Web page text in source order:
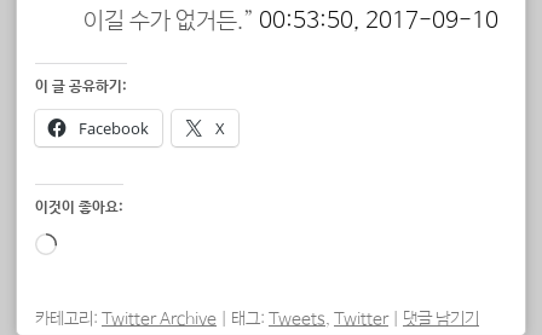
이길 수가 없거든.” 00:53:50, 2017-09-10
이 글 공유하기:
Facebook X
이것이 좋아요:
로
중...
카테고리: Twitter Archive 태그: Tweets, Twitter 댓글 남기기